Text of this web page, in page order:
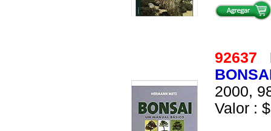
92637
2000,
Valor :